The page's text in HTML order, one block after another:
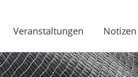
Veranstaltungen Notizen